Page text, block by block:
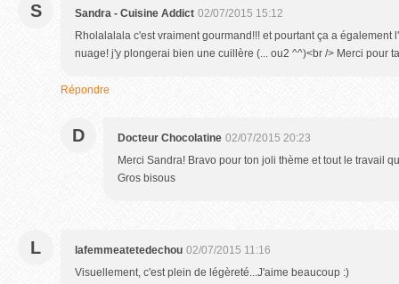
S Sandra - Cuisine Addict 02/07/2015 15:12
Rholalalala c'est vraiment gourmand!!! et pourtant ça a également
nuage! j'y plongerai bien une cuillère (... ou2 ^^)<br /> Merci pour
Répondre
D Docteur Chocolatine 02/07/2015 20:23
Merci Sandra! Bravo pour ton joli thème et tout le travail
Gros bisous
L lafemmeatetedechou 02/07/2015 11:16
Visuellement, c'est plein de légèreté...J'aime beaucoup :)